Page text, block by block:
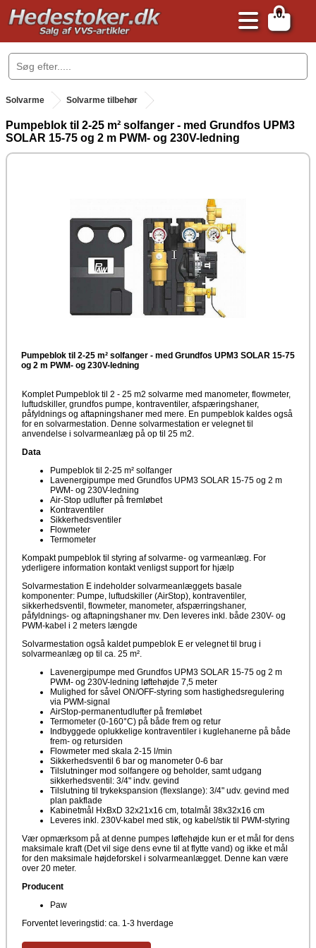
0
.
Solvarme Solvarme tilbehør
Pumpeblok til 2-25 m² solfanger - med Grundfos UPM3
SOLAR 15-75 og 2 m PWM- og 230V-ledning
Pumpeblok til 2-25 m² solfanger - med Grundfos UPM3 SOLAR 15-75
og 2 m PWM- og 230V-ledning
Komplet Pumpeblok til 2 - 25 m2 solvarme med manometer, flowmeter,
luftudskiller, grundfos pumpe, kontraventiler, afspæringshaner,
påfyldnings og aftapningshaner med mere. En pumpeblok kaldes også
for en solvarmestation. Denne solvarmestation er velegnet til
anvendelse i solvarmeanlæg på op til 25 m2.
Data
Pumpeblok til 2-25 m² solfanger
Lavenergipumpe med Grundfos UPM3 SOLAR 15-75 og 2 m
PWM- og 230V-ledning
Air-Stop udlufter på fremløbet
Kontraventiler
Sikkerhedsventiler
Flowmeter
Termometer
Kompakt pumpeblok til styring af solvarme- og varmeanlæg. For
yderligere information kontakt venligst support for hjælp
Solvarmestation E indeholder solvarmeanlæggets basale
komponenter: Pumpe, luftudskiller (AirStop), kontraventiler,
sikkerhedsventil, flowmeter, manometer, afspærringshaner,
påfyldnings- og aftapningshaner mv. Den leveres inkl. både 230V- og
PWM-kabel i 2 meters længde
Solvarmestation også kaldet pumpeblok E er velegnet til brug i
solvarmeanlæg op til ca. 25 m².
Lavenergipumpe med Grundfos UPM3 SOLAR 15-75 og 2 m
PWM- og 230V-ledning løftehøjde 7,5 meter
Mulighed for såvel ON/OFF-styring som hastighedsregulering
via PWM-signal
AirStop-permanentudlufter på fremløbet
Termometer (0-160°C) på både frem og retur
Indbyggede oplukkelige kontraventiler i kuglehanerne på både
frem- og retursiden
Flowmeter med skala 2-15 l/min
Sikkerhedsventil 6 bar og manometer 0-6 bar
Tilslutninger mod solfangere og beholder, samt udgang
sikkerhedsventil: 3/4" indv. gevind
Tilslutning til trykekspansion (flexslange): 3/4" udv. gevind med
plan pakflade
Kabinetmål HxBxD 32x21x16 cm, totalmål 38x32x16 cm
Leveres inkl. 230V-kabel med stik, og kabel/stik til PWM-styring
Vær opmærksom på at denne pumpes løftehøjde kun er et mål for dens
maksimale kraft (Det vil sige dens evne til at flytte vand) og ikke et mål
for den maksimale højdeforskel i solvarmeanlægget. Denne kan være
over 20 meter.
Producent
Paw
Forventet leveringstid: ca. 1-3 hverdage